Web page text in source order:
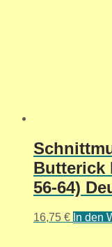
Butterick
56-64)
16,75 € In den